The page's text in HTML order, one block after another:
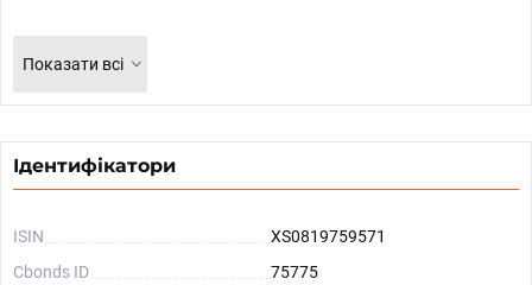
Показати всі
Ідентифікатори
ISIN
XS0819759571
Cbonds ID
75775